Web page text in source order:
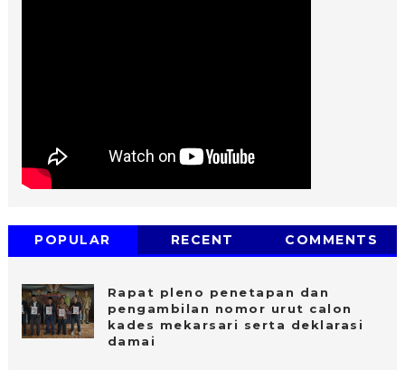
POPULAR RECENT COMMENTS
Rapat pleno penetapan dan
pengambilan nomor urut calon
kades mekarsari serta deklarasi
damai